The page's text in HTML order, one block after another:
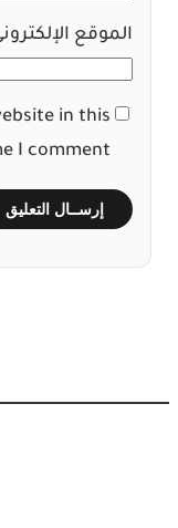
الموقع الإلكتروني
website in this
I comment.